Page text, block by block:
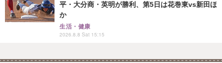
平・大分商・英明が勝利、第5日は花巻東vs新田ほ
か
生活・健康
2026.8.8 Sat 15:15